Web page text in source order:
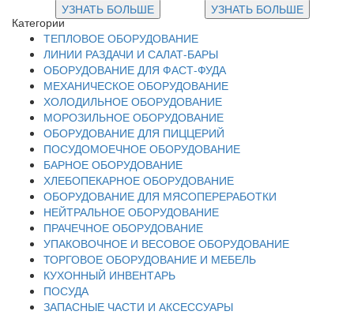
УЗНАТЬ БОЛЬШЕ
УЗНАТЬ БОЛЬШЕ
Категории
ТЕПЛОВОЕ ОБОРУДОВАНИЕ
ЛИНИИ РАЗДАЧИ И САЛАТ-БАРЫ
ОБОРУДОВАНИЕ ДЛЯ ФАСТ-ФУДА
МЕХАНИЧЕСКОЕ ОБОРУДОВАНИЕ
ХОЛОДИЛЬНОЕ ОБОРУДОВАНИЕ
МОРОЗИЛЬНОЕ ОБОРУДОВАНИЕ
ОБОРУДОВАНИЕ ДЛЯ ПИЦЦЕРИЙ
ПОСУДОМОЕЧНОЕ ОБОРУДОВАНИЕ
БАРНОЕ ОБОРУДОВАНИЕ
ХЛЕБОПЕКАРНОЕ ОБОРУДОВАНИЕ
ОБОРУДОВАНИЕ ДЛЯ МЯСОПЕРЕРАБОТКИ
НЕЙТРАЛЬНОЕ ОБОРУДОВАНИЕ
ПРАЧЕЧНОЕ ОБОРУДОВАНИЕ
УПАКОВОЧНОЕ И ВЕСОВОЕ ОБОРУДОВАНИЕ
ТОРГОВОЕ ОБОРУДОВАНИЕ И МЕБЕЛЬ
КУХОННЫЙ ИНВЕНТАРЬ
ПОСУДА
ЗАПАСНЫЕ ЧАСТИ И АКСЕССУАРЫ